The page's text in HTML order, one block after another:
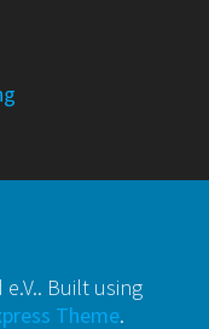
Built using
Theme.